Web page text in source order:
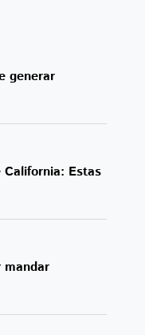
generar
California: Estas
mandar